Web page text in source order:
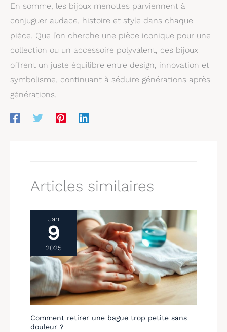
En somme, les bijoux menottes parviennent à
conjuguer audace, histoire et style dans chaque
pièce. Que l’on cherche une pièce iconique pour une
collection ou un accessoire polyvalent, ces bijoux
offrent un juste équilibre entre design, innovation et
symbolisme, continuant à séduire générations après
générations.
Articles similaires
Jan
9
2025
Comment retirer une bague trop petite sans
douleur ?